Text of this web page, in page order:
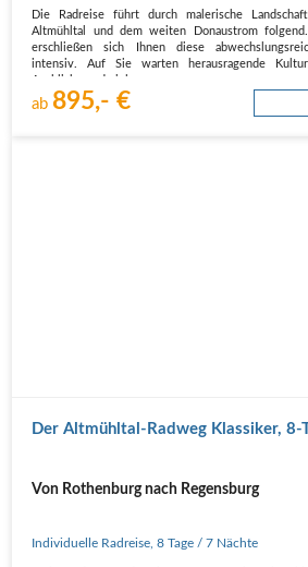
Die Radreise führt durch malerische
Altmühltal und dem weiten Donaustrom
erschließen sich Ihnen diese
intensiv. Auf Sie warten herausragende
ab 895,- €
Der Altmühltal-Radweg Klassiker, 8-
Von Rothenburg nach Regensburg
Individuelle Radreise,8 Tage/ 7 Nächte